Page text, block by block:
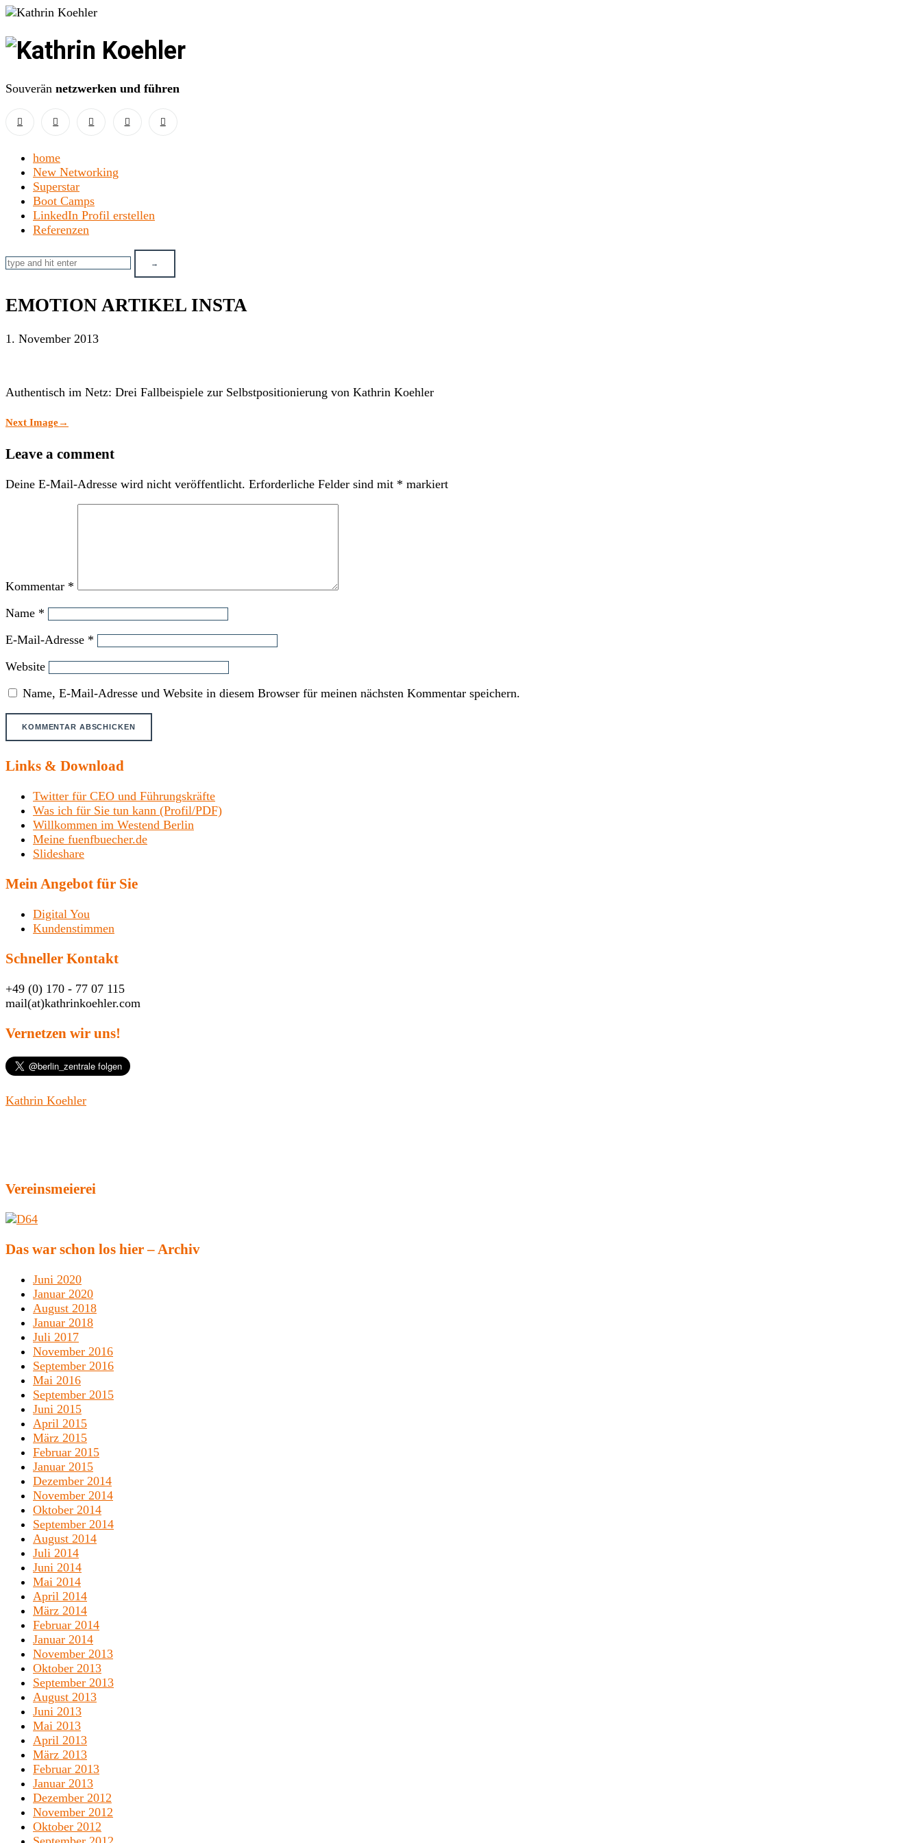
Kathrin
Koehler
Souverän netzwerken und führen
home
New Networking
Superstar
Boot Camps
LinkedIn Profil erstellen
Referenzen
EMOTION ARTIKEL INSTA
1. November 2013
Authentisch im Netz: Drei Fallbeispiele zur Selbstpositionierung von Kathrin Koehler
Next Image→
Leave a comment
Deine E-Mail-Adresse wird nicht veröffentlicht. Erforderliche Felder sind mit * markiert
Kommentar *
Name *
E-Mail-Adresse *
Website
Name, E-Mail-Adresse und Website in diesem Browser für meinen nächsten Kommentar speichern.
Links & Download
Twitter für CEO und Führungskräfte
Was ich für Sie tun kann (Profil/PDF)
Willkommen im Westend Berlin
Meine fuenfbuecher.de
Slideshare
Mein Angebot für Sie
Digital You
Kundenstimmen
Schneller Kontakt
+49 (0) 170 - 77 07 115
mail(at)kathrinkoehler.com
Vernetzen wir uns!
Kathrin Koehler
Vereinsmeierei
Das war schon los hier – Archiv
Juni 2020
Januar 2020
August 2018
Januar 2018
Juli 2017
November 2016
September 2016
Mai 2016
September 2015
Juni 2015
April 2015
März 2015
Februar 2015
Januar 2015
Dezember 2014
November 2014
Oktober 2014
September 2014
August 2014
Juli 2014
Juni 2014
Mai 2014
April 2014
März 2014
Februar 2014
Januar 2014
November 2013
Oktober 2013
September 2013
August 2013
Juni 2013
Mai 2013
April 2013
März 2013
Februar 2013
Januar 2013
Dezember 2012
November 2012
Oktober 2012